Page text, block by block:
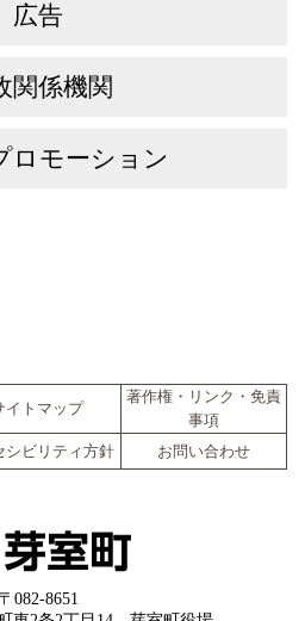
広告
関係機関
ロモーション
イトマップ
著作権・リンク・免責
事項
シビリティ方針 お問い合わせ
〒082-8651